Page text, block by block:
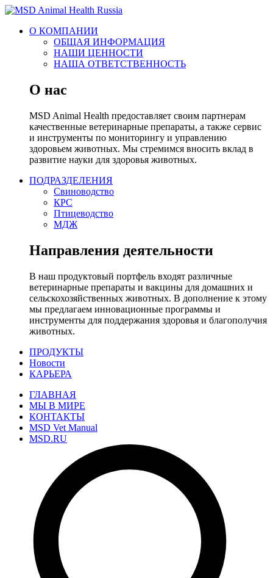
О КОМПАНИИ
ОБЩАЯ ИНФОРМАЦИЯ
НАШИ ЦЕННОСТИ
НАША ОТВЕТСТВЕННОСТЬ
О нас
MSD Animal Health предоставляет своим партнерам
качественные ветеринарные препараты, а также сервис
и инструменты по мониторингу и управлению
здоровьем животных. Мы стремимся вносить вклад в
развитие науки для здоровья животных.
ПОДРАЗДЕЛЕНИЯ
Свиноводство
КРС
Птицеводство
МДЖ
Направления деятельности
В наш продуктовый портфель входят различные
ветеринарные препараты и вакцины для домашних и
сельскохозяйственных животных. В дополнение к этому
мы предлагаем инновационные программы и
инструменты для поддержания здоровья и благополучия
животных.
ПРОДУКТЫ
Новости
КАРЬЕРА
ГЛАВНАЯ
МЫ В МИРЕ
КОНТАКТЫ
MSD Vet Manual
MSD.RU